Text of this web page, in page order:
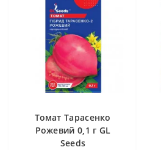
Томат Тарасенко
Рожевий 0,1 г GL
Seeds